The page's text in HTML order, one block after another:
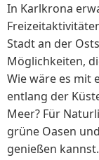
In Karlkrona
Stadt an der
Möglichkeiten,
Wie wäre es mit
entlang der
Meer? Für
grüne Oasen
genießen kannst.